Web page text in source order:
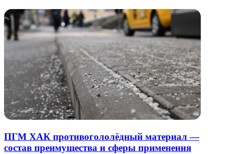
ПГМ ХАК противогололёдный материал —
состав преимущества и сферы применения